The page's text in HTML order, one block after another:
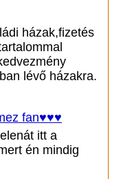
házak,fizetés
lévő házakra.
fan♥♥♥
itt a
én mindig